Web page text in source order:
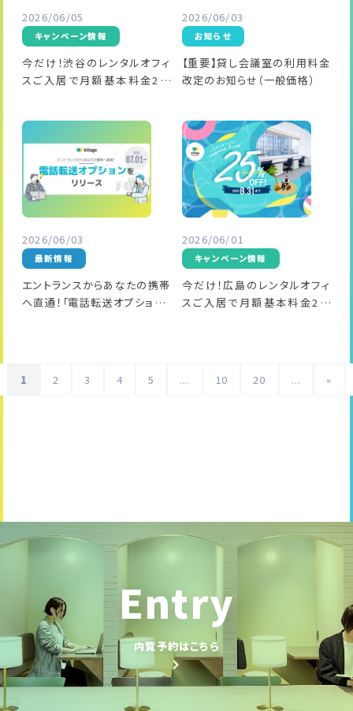
2026/06/05
キャンペーン情報
今だけ！渋谷のレンタルオフィ
スご入居で月額基本料金2か
2026/06/03
お知らせ
【重要】貸し会議室の利用料金
改定のお知らせ（一般価格）
2026/06/03
最新情報
エントランスからあなたの携帯
へ直通！「電話転送オプション」
2026/06/01
キャンペーン情報
今だけ！広島のレンタルオフィ
スご入居で月額基本料金2か
1 2 3 4 5 ... 10 20 ... »
Entry
内覧予約はこちら